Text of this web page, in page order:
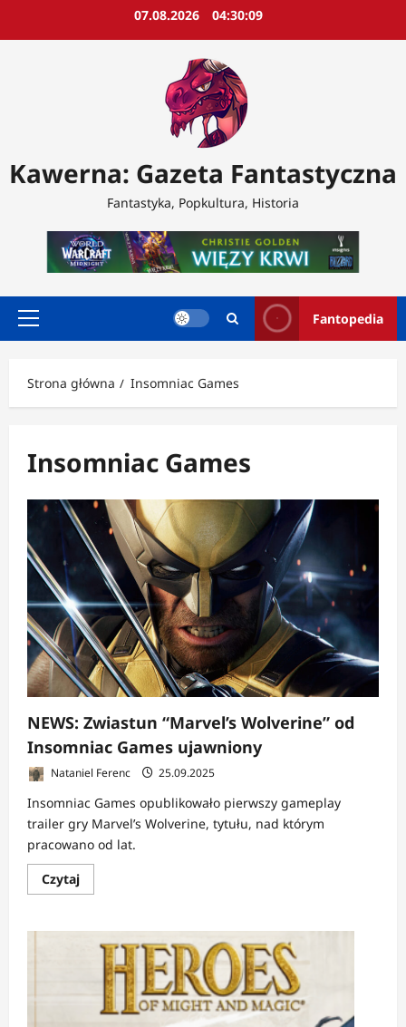
07.08.2026 04:30:11
Kawerna: Gazeta Fantastyczna
Fantastyka, Popkultura, Historia
Menu
Fantopedia
Strona główna Insomniac Games
Insomniac Games
NEWS: Zwiastun “Marvel’s Wolverine” od
Insomniac Games ujawniony
Nataniel Ferenc 25.09.2025
Insomniac Games opublikowało pierwszy gameplay
trailer gry Marvel’s Wolverine, tytułu, nad którym
pracowano od lat.
CzytajDowiedz
się
NEWS:
Zwiastun
“Marvel’s
Wolverine”
Insomniac
Games
ujawniony